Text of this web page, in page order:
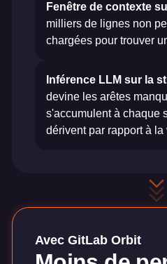
Fenêtre de contexte
milliers de lignes non
chargées pour trouver
Inférence LLM sur la
devine les arêtes
s'accumulent à chaque
dérivent par rapport à la
Avec GitLab Orbit